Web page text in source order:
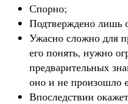
Спорно;
Подтверждено лишь
Ужасно сложно для
его понять, нужно
предварительных
оно и не произошло
Впоследствии